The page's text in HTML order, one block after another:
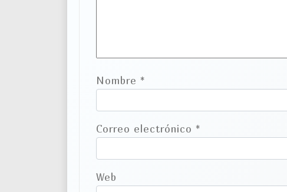
Nombre *
Correo electrónico *
Web